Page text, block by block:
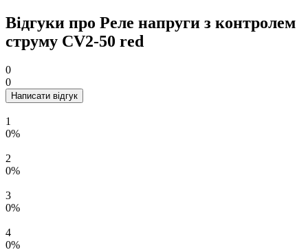
Відгуки про Реле напруги з контролем
струму CV2-50 red
0
0
Написати відгук
1
0%
2
0%
3
0%
4
0%